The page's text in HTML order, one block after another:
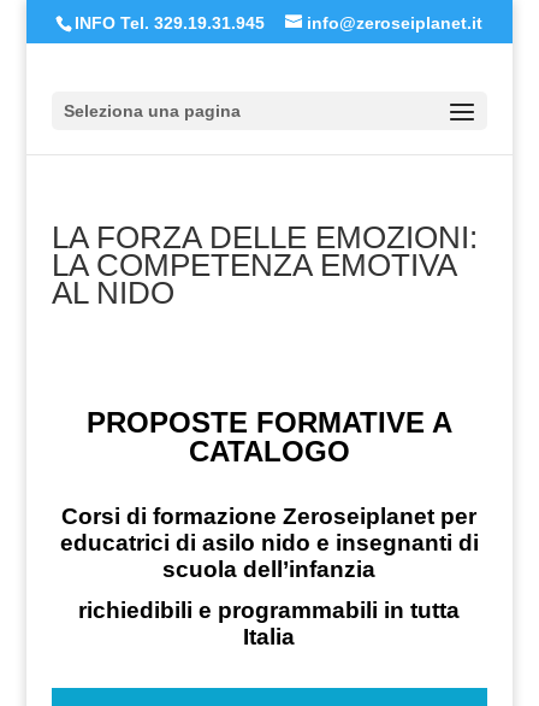
INFO Tel. 329.19.31.945 info@zeroseiplanet.it
Seleziona una pagina
LA FORZA DELLE EMOZIONI:
LA COMPETENZA EMOTIVA
AL NIDO
PROPOSTE FORMATIVE A
CATALOGO
Corsi di formazione Zeroseiplanet per
educatrici di asilo nido e insegnanti di
scuola dell’infanzia
richiedibili e programmabili in tutta
Italia